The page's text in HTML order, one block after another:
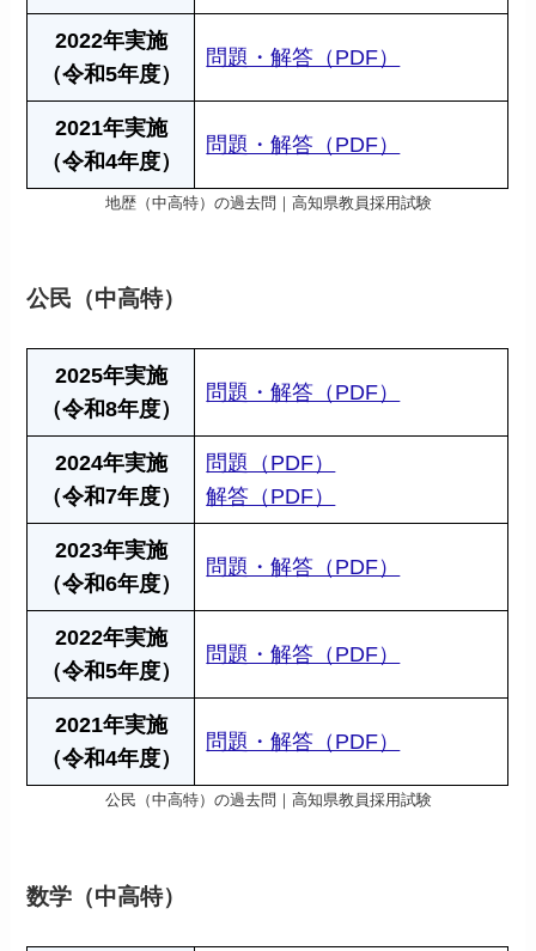
2022年実施
（令和5年度）
問題・解答（PDF）
2021年実施
（令和4年度）
問題・解答（PDF）
地歴（中高特）の過去問｜高知県教員採用試験
公民（中高特）
2025年実施
（令和8年度）
問題・解答（PDF）
2024年実施
（令和7年度）
問題（PDF）
解答（PDF）
2023年実施
（令和6年度）
問題・解答（PDF）
2022年実施
（令和5年度）
問題・解答（PDF）
2021年実施
（令和4年度）
問題・解答（PDF）
公民（中高特）の過去問｜高知県教員採用試験
数学（中高特）